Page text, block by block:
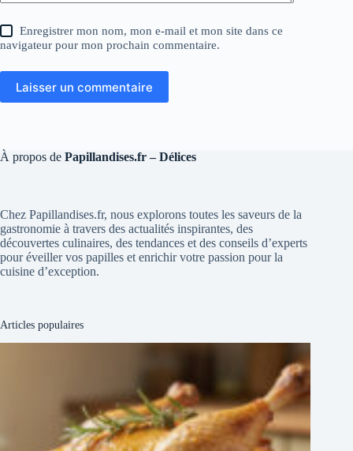
Enregistrer mon nom, mon e-mail et mon site dans ce
navigateur pour mon prochain commentaire.
Laisser un commentaire
À propos de Papillandises.fr – Délices
Chez Papillandises.fr, nous explorons toutes les saveurs de la
gastronomie à travers des actualités inspirantes, des
découvertes culinaires, des tendances et des conseils d’experts
pour éveiller vos papilles et enrichir votre passion pour la
cuisine d’exception.
Articles populaires